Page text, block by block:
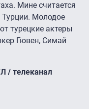
Мине считается
Молодое
турецкие актеры
Гювен, Симай
/ телеканал